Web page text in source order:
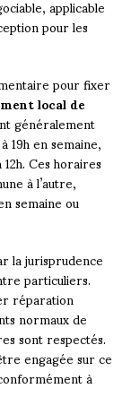
pour les
pour fixer
local de
généralement
19h en semaine,
Ces horaires
à l’autre,
semaine ou
la jurisprudence
particuliers.
réparation
normaux de
sont respectés.
engagée sur ce
à